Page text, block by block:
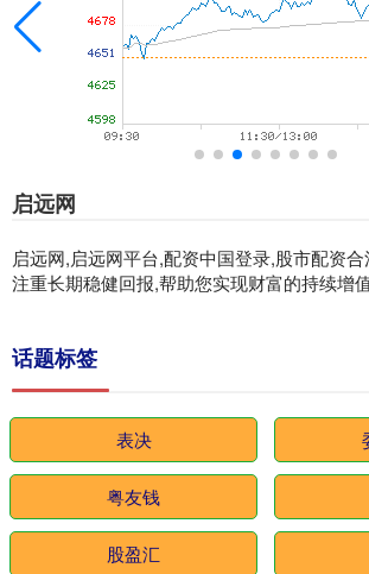
启远网
启远网,启远网平台,配资中国登录,股市配资
注重长期稳健回报,帮助您实现财富的持续增值
话题标签
表决
粤友钱
股盈汇